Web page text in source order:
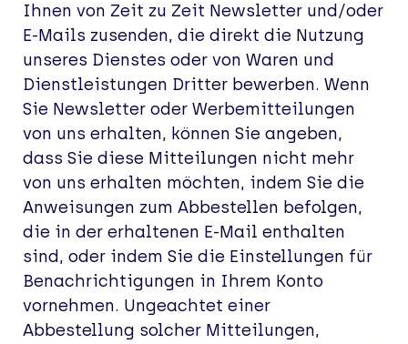
Ihnen von Zeit zu Zeit Newsletter und/oder
E-Mails zusenden, die direkt die Nutzung
unseres Dienstes oder von Waren und
Dienstleistungen Dritter bewerben. Wenn
Sie Newsletter oder Werbemitteilungen
von uns erhalten, können Sie angeben,
dass Sie diese Mitteilungen nicht mehr
von uns erhalten möchten, indem Sie die
Anweisungen zum Abbestellen befolgen,
die in der erhaltenen E-Mail enthalten
sind, oder indem Sie die Einstellungen für
Benachrichtigungen in Ihrem Konto
vornehmen. Ungeachtet einer
Abbestellung solcher Mitteilungen,